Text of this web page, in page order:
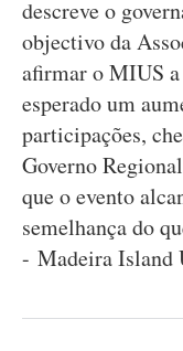
descreve o
objectivo da
afirmar o MIUS
esperado um
participações,
Governo
que o evento
semelhança do
- Madeira Island